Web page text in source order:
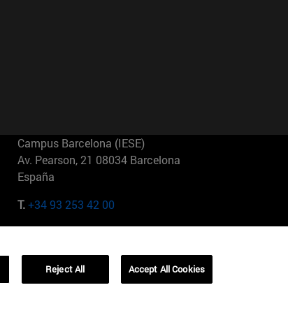
Campus Barcelona (IESE)
Av. Pearson, 21 08034 Barcelona
España
T.+34 93 253 42 00
01321001 Bela Vista Brasil
Reject All Accept All Cookies